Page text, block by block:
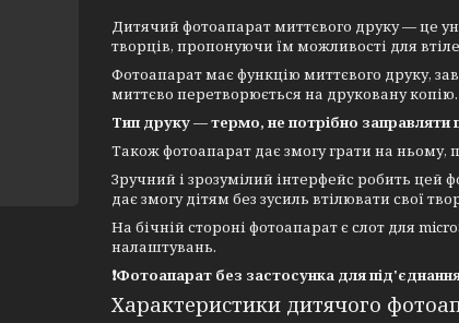
Дитячий фотоапарат миттєвого друку — це
творців, пропонуючи їм можливості для
Фотоапарат має функцію миттєвого друку,
миттєво перетворюється на друковану копію.
Тип друку — термо, не потрібно заправляти
Також фотоапарат дає змогу грати на ньому,
Зручний і зрозумілий інтерфейс робить цей
дає змогу дітям без зусиль втілювати свої
На бічній стороні фотоапарат є слот для
налаштувань.
❗Фотоапарат без застосунка для
Характеристики дитячого